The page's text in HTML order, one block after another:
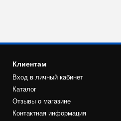
Клиентам
Вход в личный кабинет
Каталог
Отзывы о магазине
Контактная информация